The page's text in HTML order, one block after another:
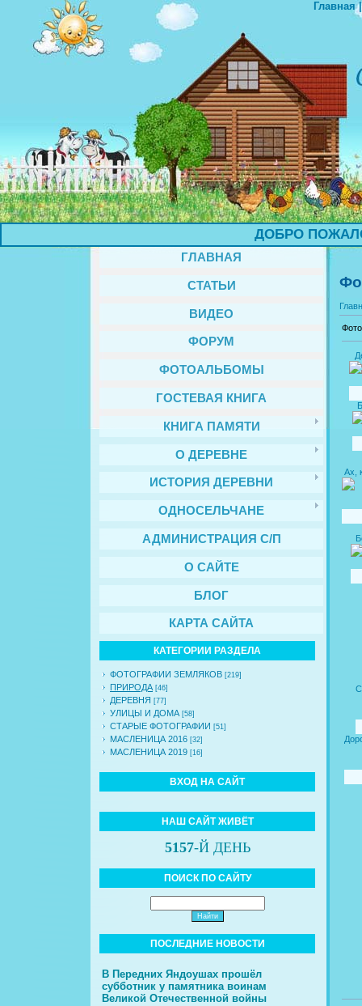
Главная
ДОБРО
ГЛАВНАЯ
СТАТЬИ
ВИДЕО
ФОРУМ
ФОТОАЛЬБОМЫ
ГОСТЕВАЯ КНИГА
КНИГА ПАМЯТИ
О ДЕРЕВНЕ
ИСТОРИЯ ДЕРЕВНИ
ОДНОСЕЛЬЧАНЕ
АДМИНИСТРАЦИЯ С/П
О САЙТЕ
БЛОГ
КАРТА САЙТА
КАТЕГОРИИ РАЗДЕЛА
ФОТОГРАФИИ ЗЕМЛЯКОВ [219]
ПРИРОДА [46]
ДЕРЕВНЯ [77]
УЛИЦЫ И ДОМА [58]
СТАРЫЕ ФОТОГРАФИИ [51]
МАСЛЕНИЦА 2016 [32]
МАСЛЕНИЦА 2019 [16]
ВХОД НА САЙТ
НАШ САЙТ ЖИВЁТ
5157-Й ДЕНЬ
ПОИСК ПО САЙТУ
ПОСЛЕДНИЕ НОВОСТИ
В Передних Яндоушах прошёл
субботник у памятника воинам
Великой Отечественной войны
Ах,